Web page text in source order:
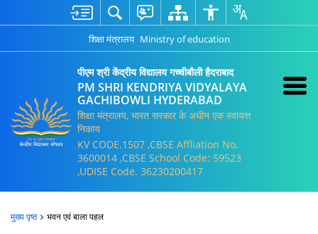
शिक्षा मंत्रालय Ministry of education
पीएम श्री केंद्रीय विद्यालय गच्चीबौली हैदराबाद
PM SHRI KENDRIYA VIDYALAYA
GACHIBOWLI HYDERABAD
शिक्षा मंत्रालय, भारत सरकार के अधीन एक स्वायत्त
निकाय
KV CODE.1507 ,CBSE Affliation No.
3600014 ,CBSE School Code: 59523
,UDISE Code. 36230200417
मुख्य पृष्ठ भवन एवं बाला पहल